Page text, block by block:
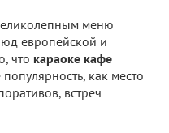
меню
европейской и
что караоке кафе
как место
встреч